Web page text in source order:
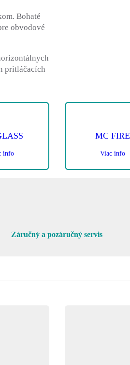
Bohaté
obvodové
pritláčacích
info
MC FIRE
Viac info
Záručný a pozáručný servis